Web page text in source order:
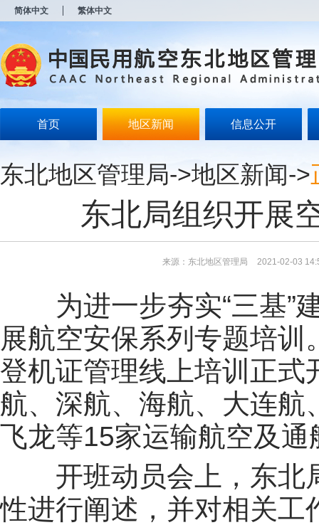
简体中文 繁体中文
首页 地区新闻 信息公开
东北地区管理局->地区新闻->
东北局组织开展
来源：东北地区管理局 2021-02-03
为进一步夯实“三基”
展航空安保系列专题培
登机证管理线上培训正式
航、深航、海航、大连航
飞龙等15家运输航空及
开班动员会上，东北
性进行阐述，并对相关工
开
无
障
说
Alt
加